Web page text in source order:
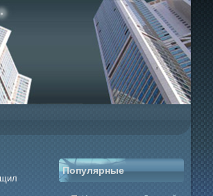
Популярные